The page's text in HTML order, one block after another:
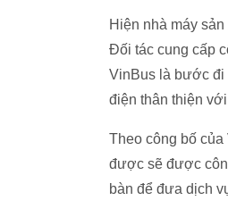
Hiện nhà máy
Đối tác cung cấp
VinBus là bước đi
điện thân thiện
Theo công bố
được sẽ được
bàn để đưa dịch